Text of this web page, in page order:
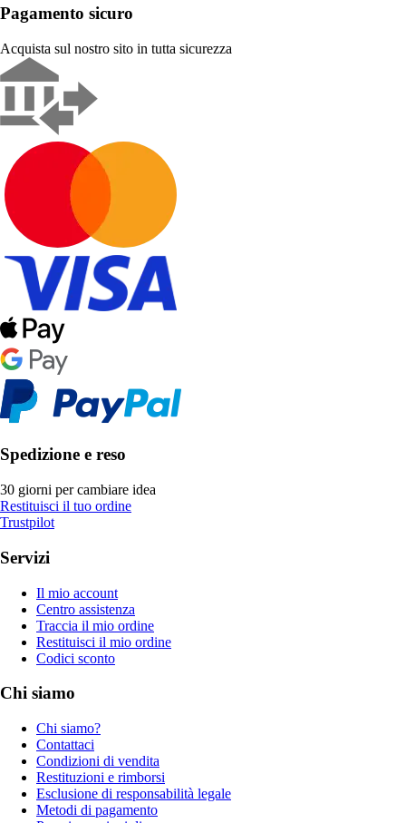
Pagamento sicuro
Acquista sul nostro sito in tutta sicurezza
Spedizione e reso
30 giorni per cambiare idea
Restituisci il tuo ordine
Trustpilot
Servizi
Il mio account
Centro assistenza
Traccia il mio ordine
Restituisci il mio ordine
Codici sconto
Chi siamo
Chi siamo?
Contattaci
Condizioni di vendita
Restituzioni e rimborsi
Esclusione di responsabilità legale
Metodi di pagamento